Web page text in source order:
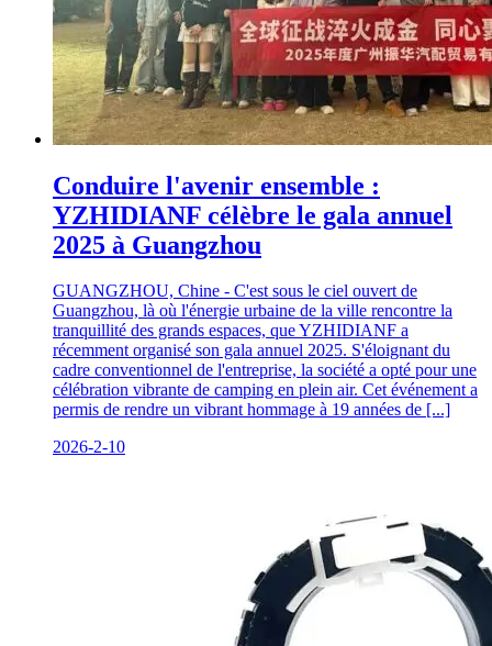
Conduire l'avenir ensemble :
YZHIDIANF célèbre le gala annuel
2025 à Guangzhou
GUANGZHOU, Chine - C'est sous le ciel ouvert de
Guangzhou, là où l'énergie urbaine de la ville rencontre la
tranquillité des grands espaces, que YZHIDIANF a
récemment organisé son gala annuel 2025. S'éloignant du
cadre conventionnel de l'entreprise, la société a opté pour une
célébration vibrante de camping en plein air. Cet événement a
permis de rendre un vibrant hommage à 19 années de [...]
2026-2-10